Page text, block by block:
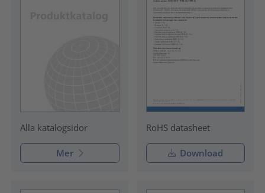
Alla katalogsidor
Mer
RoHS datasheet
Download